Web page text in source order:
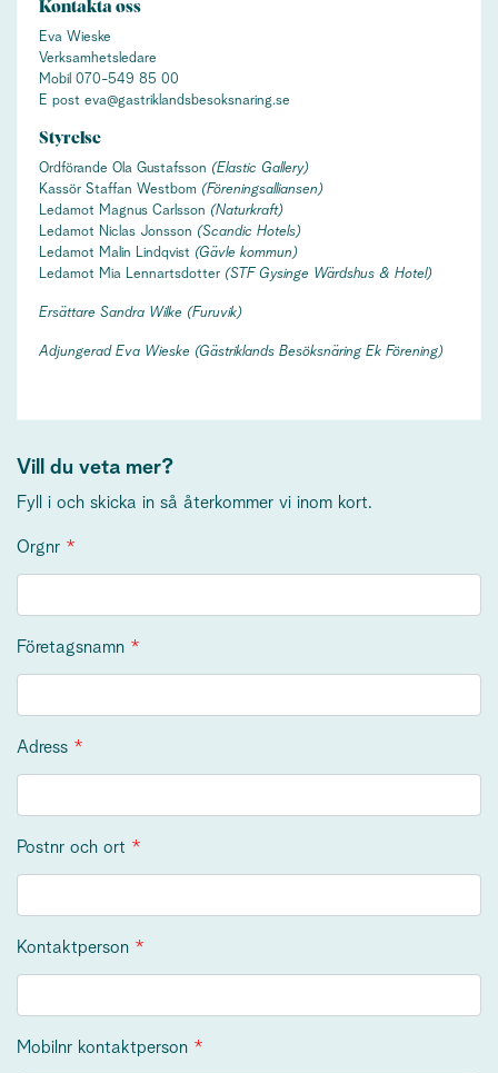
Kontakta oss
Eva Wieske
Verksamhetsledare
Mobil 070-549 85 00
E post eva@gastriklandsbesoksnaring.se
Styrelse
Ordförande Ola Gustafsson (Elastic Gallery)
Kassör Staffan Westbom (Föreningsalliansen)
Ledamot Magnus Carlsson (Naturkraft)
Ledamot Niclas Jonsson (Scandic Hotels)
Ledamot Malin Lindqvist (Gävle kommun)
Ledamot Mia Lennartsdotter (STF Gysinge Wärdshus & Hotel)
Ersättare Sandra Wilke (Furuvik)
Adjungerad Eva Wieske (Gästriklands Besöksnäring Ek Förening)
Vill du veta mer?
Fyll i och skicka in så återkommer vi inom kort.
Orgnr
Företagsnamn
Adress
Postnr och ort
Kontaktperson
Mobilnr kontaktperson